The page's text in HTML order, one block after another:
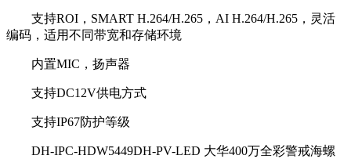
支持ROI，SMART H.264/H.265，AI H.264/H.265，灵活
编码，适用不同带宽和存储环境
内置MIC，扬声器
支持DC12V供电方式
支持IP67防护等级
DH-IPC-HDW5449DH-PV-LED 大华400万全彩警戒海螺